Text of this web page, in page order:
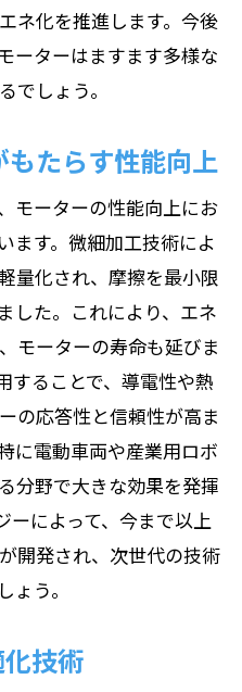
ネ化を推進します。今後
ーターはますます多様な
でしょう。
たらす性能向上
モーターの性能向上にお
ます。微細加工技術によ
量化され、摩擦を最小限
した。これにより、エネ
モーターの寿命も延びま
することで、導電性や熱
の応答性と信頼性が高ま
に電動車両や産業用ロボ
分野で大きな効果を発揮
ーによって、今まで以上
開発され、次世代の技術
う。
技術